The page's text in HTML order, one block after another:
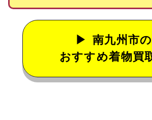
南九州市の
おすすめ着物買